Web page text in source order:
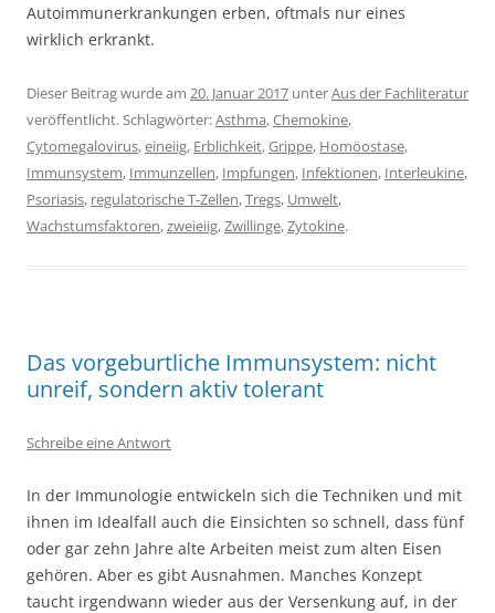
Autoimmunerkrankungen erben, oftmals nur eines
wirklich erkrankt.
Dieser Beitrag wurde am 20. Januar 2017 unterAus der Fachliteratur
veröffentlicht. Schlagwörter:Asthma,Chemokine,
Cytomegalovirus,eineiig, Erblichkeit,Grippe, Homöostase,
Immunsystem, Immunzellen, Impfungen, Infektionen, Interleukine,
Psoriasis, regulatorische T-Zellen,Tregs, Umwelt,
Wachstumsfaktoren,zweieiig,Zwillinge,Zytokine.
Das vorgeburtliche Immunsystem: nicht
unreif, sondern aktiv tolerant
Schreibe eine Antwort
In der Immunologie entwickeln sich die Techniken und mit
ihnen im Idealfall auch die Einsichten so schnell, dass fünf
oder gar zehn Jahre alte Arbeiten meist zum alten Eisen
gehören. Aber es gibt Ausnahmen. Manches Konzept
taucht irgendwann wieder aus der Versenkung auf, in der